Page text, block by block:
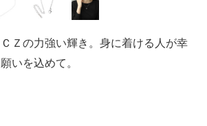
Ｚの力強い輝き。身に着ける人が幸
いを込めて。